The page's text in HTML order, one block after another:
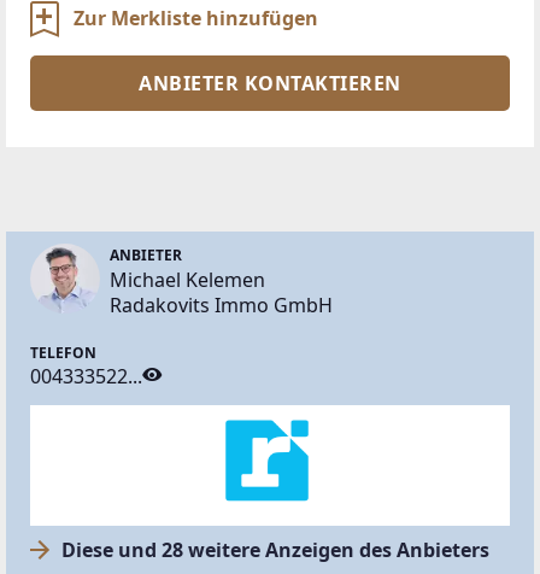
Zur Merkliste hinzufügen
ANBIETER KONTAKTIEREN
ANBIETER
Michael Kelemen
Radakovits Immo GmbH
TELEFON
004333522...
Diese und 28 weitere Anzeigen des Anbieters